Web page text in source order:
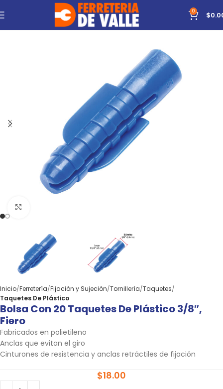
0 $
Inicio Ferretería Fijación y Sujeción Tornillería Taquetes
Taquetes De Plástico
Bolsa Con 20 Taquetes De Plástico 3/8″,
Fiero
Fabricados en polietileno
Anclas que evitan el giro
Cinturones de resistencia y anclas retráctiles de fijación
$18.00